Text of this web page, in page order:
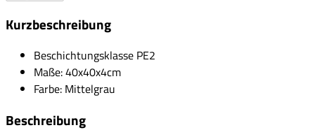
Kurzbeschreibung
Beschichtungsklasse PE2
Maße: 40x40x4cm
Farbe: Mittelgrau
Beschreibung